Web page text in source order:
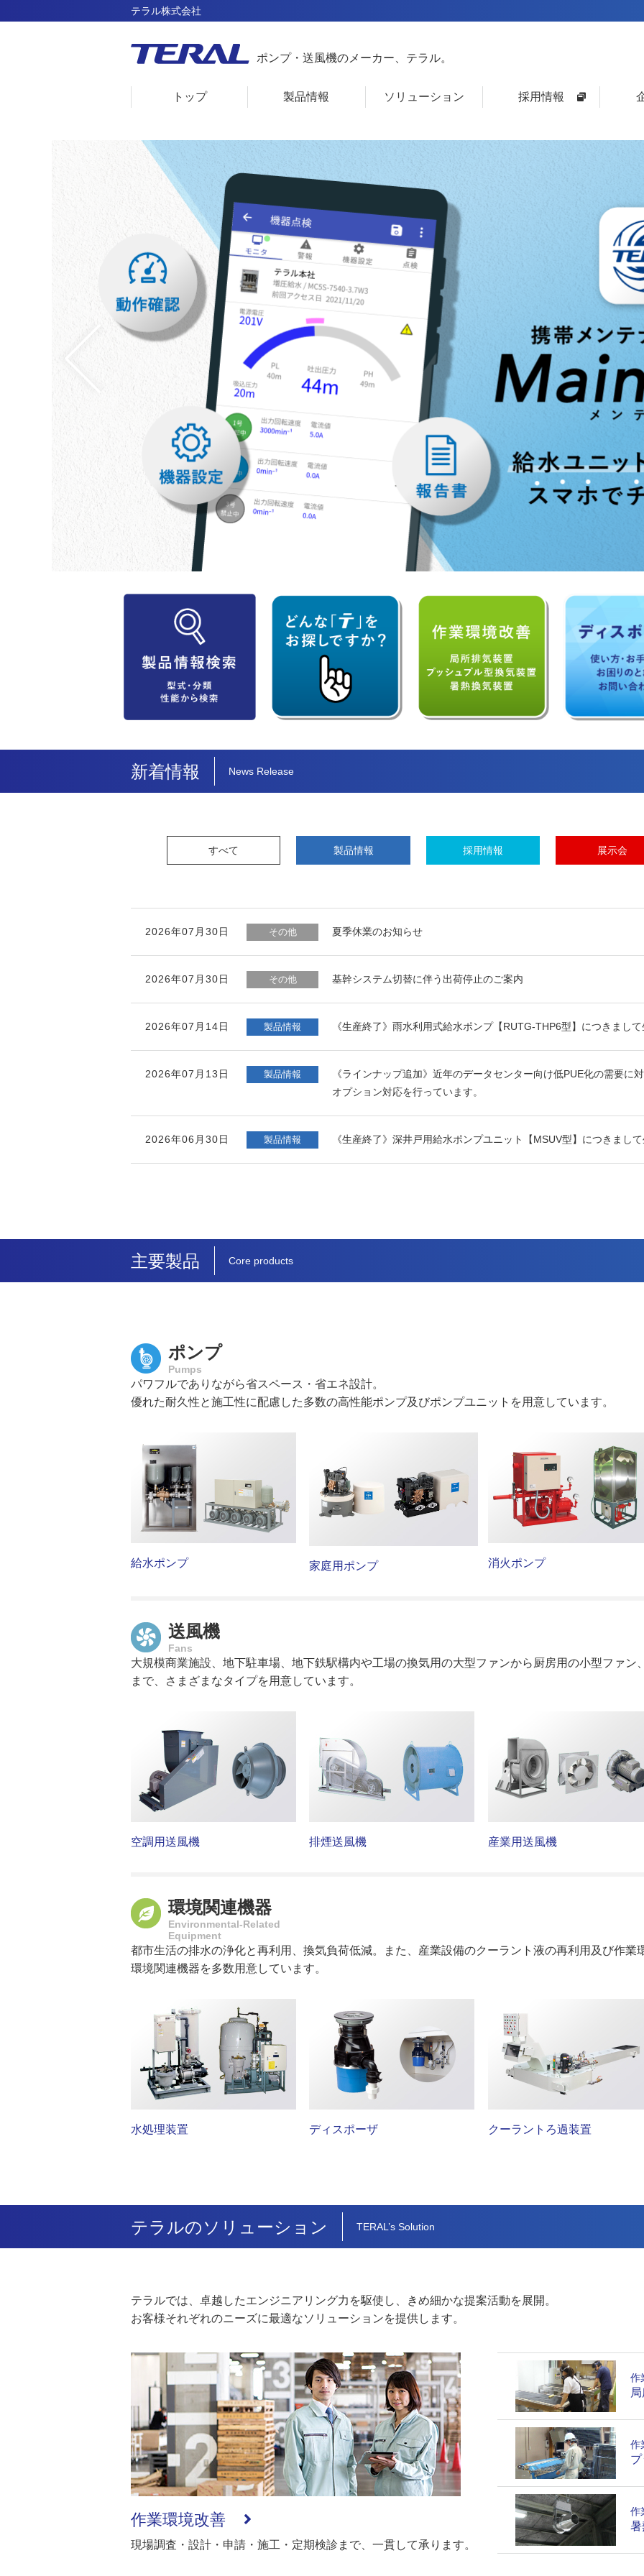
テラル株式会社
ポンプ・送風機のメーカー、テラル。
トップ 製品情報 ソリューション 採用情報
新着情報 News Release
すべて 製品情報 採用情報 展示会
2026年07月30日 その他 夏季休業のお知らせ
2026年07月30日 その他 基幹システム切替に伴う出荷停止のご案内
2026年07月14日 製品情報 《生産終了》雨水利用式給水ポンプ【RUTG-THP6型】につきまし
2026年07月13日 製品情報
《ラインナップ追加》近年のデータセンター向け低PUE化の需要に
オプション対応を行っています。
2026年06月30日 製品情報 《生産終了》深井戸用給水ポンプユニット【MSUV型】につきまし
主要製品 Core products
ポンプ
Pumps
パワフルでありながら省スペース・省エネ設計。
優れた耐久性と施工性に配慮した多数の高性能ポンプ及びポンプユニットを用意しています。
給水ポンプ 家庭用ポンプ 消火ポンプ
送風機
Fans
大規模商業施設、地下駐車場、地下鉄駅構内や工場の換気用の大型ファンから厨房用の小型ファン
まで、さまざまなタイプを用意しています。
空調用送風機 排煙送風機 産業用送風機
環境関連機器
Environmental-Related
Equipment
都市生活の排水の浄化と再利用、換気負荷低減。また、産業設備のクーラント液の再利用及び作業
環境関連機器を多数用意しています。
水処理装置 ディスポーザ クーラントろ過装置
テラルのソリューション TERAL’s Solution
テラルでは、卓越したエンジニアリング力を駆使し、きめ細かな提案活動を展開。
お客様それぞれのニーズに最適なソリューションを提供します。
作業環境改善
現場調査・設計・申請・施工・定期検診まで、一貫して承ります。
作
作
作
暑